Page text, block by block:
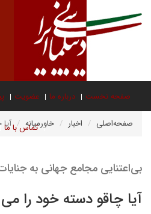
صفحه نخست درباره ما عضویت
تماس با ما صفحه‌اصلی اخبار خاورمیانه
بی‌اعتنایی مجامع جهانی به
آیا چاقو دسته خود را